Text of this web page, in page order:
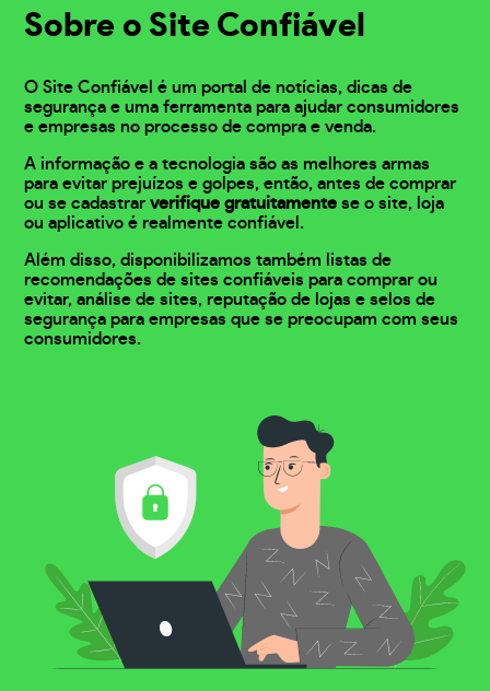
Sobre o Site Confiável
O Site Confiável é um portal de notícias, dicas de
segurança e uma ferramenta para ajudar consumidores
e empresas no processo de compra e venda.
A informação e a tecnologia são as melhores armas
para evitar prejuízos e golpes, então, antes de comprar
ou se cadastrarverifique gratuitamente se o site, loja
ou aplicativo é realmente confiável.
Além disso, disponibilizamos também listas de
recomendações de sites confiáveis para comprar ou
evitar, análise de sites, reputação de lojas e selos de
segurança para empresas que se preocupam com seus
consumidores.